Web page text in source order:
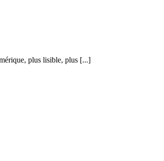
plus lisible, plus [...]